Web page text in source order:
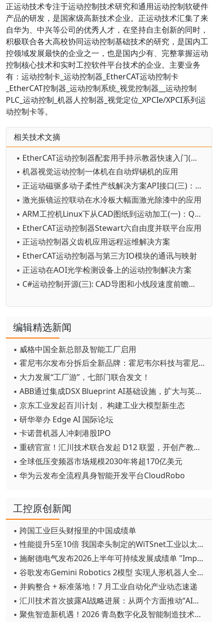
正运动技术专注于运动控制技术研究和通用运动控制软硬件
产品的研发，是国家级高新技术企业。正运动技术汇集了来
自华为、中兴等公司的优秀人才，在坚持自主创新的同时，
积极联合各大高校协同运动控制基础技术的研究，是国内工
控领域发展最快的企业之一，也是国内少有、完整掌握运动
控制核心技术和实时工控软件平台技术的企业。 主要业务
有： 运动控制卡_运动控制器_EtherCAT运动控制卡
_EtherCAT控制器_运动控制系统_视觉控制器__运动控制
PLC_运动控制_机器人控制器_视觉定位_XPCIe/XPCI系列运
动控制卡等。
相关技术文摘
▪ EtherCAT运动控制器配套用手持示教器快速入门(二)：物理按键的使用
▪ 机器视觉运动控制一体机在自动焊锡机的应用
▪ 正运动磁驱多动子柔性产线解决方案API接口(三)：总线配置和动子扫描及控制
▪ 激光振镜运控联动在水冷板大幅面激光除漆中的应用
▪ ARM工控机Linux下从CAD图纸到运动加工(一)：Qt Demo的CAD导入
▪ EtherCAT运动控制器Stewart六自由度并联平台应用
▪ 正运动控制器义齿机应用远程运维解决方案
▪ EtherCAT运动控制器与第三方IO模块的通讯与映射
▪ 正运动在AOI光学检测设备上的运动控制解决方案
▪ C#运动控制开源(三): CAD导图和小线段速度前瞻优化的软件框架
编辑精选新闻
▪ 威格中国全新总部及智能工厂启用
▪ 霍尼韦尔发布分拆后全新品牌：霍尼韦尔科技与霍尼韦尔航空航天
▪ 大力发展“工厂游”，七部门联合发文！
▪ ABB通过集成DSX Blueprint AI基础设施，扩大与英伟达的合作
▪ 京东工业发起百川计划， 构建工业大模型新生态
▪ 研华举办 Edge AI 国际论坛
▪ 卡诺普机器人冲刺港股IPO
▪ 重磅官宣！汇川技术联合发起 D12 联盟，开创产教融合新范式
▪ 全球低压变频器市场规模2030年将超170亿美元
▪ 华为云发布全流程具身智能开发平台CloudRobo
工控原创新闻
▪ 跨国工业巨头财报里的中国成绩单
▪ 性能提升5至10倍 我国牵头制定的WiTSnet工业以太网国际标准正式发布
▪ 施耐德电气发布2026上半年可持续发展成绩单 "Impact 2030"路线图开局稳健
▪ 谷歌发布Gemini Robotics 2模型 实现人形机器人全身智能控制突破
▪ 并购整合 + 标准落地！7 月工业自动化产业动态速递
▪ 汇川技术首次披露AI战略进展：从两个方面推动“AI业务化”落地
▪ 聚焦智造新机遇！2026 青岛数字化及智能制造技术论坛圆满落幕